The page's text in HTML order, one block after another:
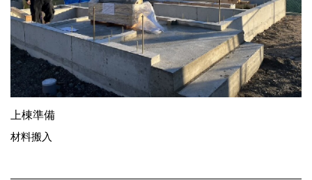
上棟準備
材料搬入